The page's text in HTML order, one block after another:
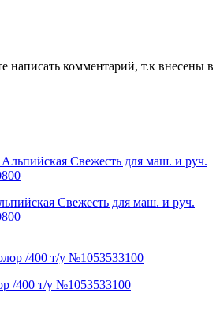
написать комментарий, т.к внесены в
Свежесть для маш. и руч.
/400 т/у №1053533100